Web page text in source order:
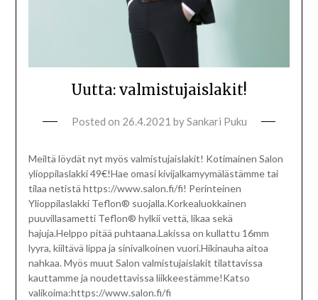
Uutta: valmistujaislakit!
Posted on 26.4.2021 bySankari Puku
Meiltä löydät nyt myös valmistujaislakit! Kotimainen Salon
ylioppilaslakki 49€!Hae omasi kivijalkamyymälästämme tai
tilaa netistä https://www.salon.fi/fi! Perinteinen
Ylioppilaslakki Teflon® suojalla.Korkealuokkainen
puuvillasametti Teflon® hylkii vettä, likaa sekä
hajuja.Helppo pitää puhtaana.Lakissa on kullattu 16mm
lyyra, kiiltävä lippa ja sinivalkoinen vuori.Hikinauha aitoa
nahkaa. Myös muut Salon valmistujaislakit tilattavissa
kauttamme ja noudettavissa liikkeestämme!Katso
valikoima:https://www.salon.fi/fi